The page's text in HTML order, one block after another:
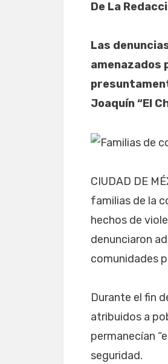
De La
Las
amenazados
Joaquín “El
CIUDAD DE
familias de la
hechos de
denunciaron
comunidades
Durante el fin
atribuidos a
permanecían
seguridad.